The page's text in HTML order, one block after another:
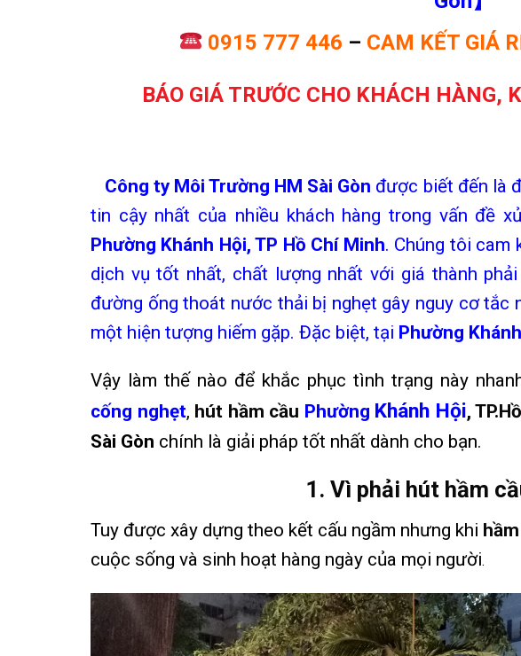
0915 777 446 – CAM KẾT GIÁ
BÁO GIÁ TRƯỚC CHO KHÁCH HÀNG,
Công ty Môi Trường HM Sài Gòn được biết đến là
tin cậy nhất của nhiều khách hàng trong vấn đề
Phường Khánh Hội, TP Hồ Chí Minh. Chúng tôi cam
dịch vụ tốt nhất, chất lượng nhất với giá thành
đường ống thoát nước thải bị nghẹt gây nguy cơ tắc
một hiện tượng hiếm gặp. Đặc biệt, tại Phường
Vậy làm thế nào để khắc phục tình trạng này
cống nghẹt, hút hầm cầu Phường Khánh Hội,
Sài Gòn chính là giải pháp tốt nhất dành cho bạn.
1. Vì phải hút hầm
Tuy được xây dựng theo kết cấu ngầm nhưng khi
cuộc sống và sinh hoạt hàng ngày của mọi người.